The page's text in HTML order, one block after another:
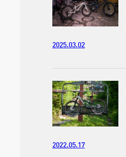
2025.03.02
2022.05.17